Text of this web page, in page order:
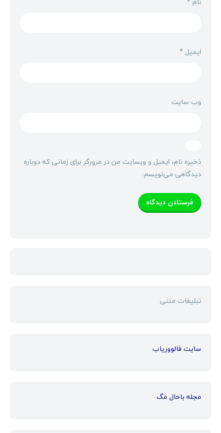
ایمیل *
وب‌ سایت
ذخیره نام، ایمیل و وبسایت من در مرورگر برای زمانی که دوباره
دیدگاهی می‌نویسم.
تبلیغات متنی
سایت فالووریاب
مجله باحال مگ